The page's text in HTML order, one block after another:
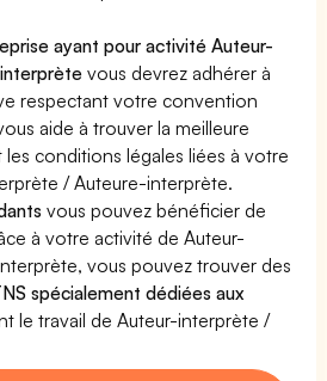
ayant pour activité Auteur-
vous devrez adhérer à
respectant votre convention
aide à trouver la meilleure
les conditions légales liées à votre
/ Auteure-interprète.
vous pouvez bénéficier de
à votre activité de Auteur-
vous pouvez trouver des
spécialement dédiées aux
le travail de Auteur-interprète /